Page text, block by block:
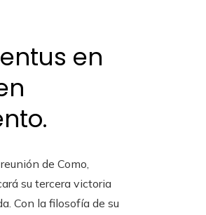
en
de Como,
su tercera victoria
Con la filosofía de su